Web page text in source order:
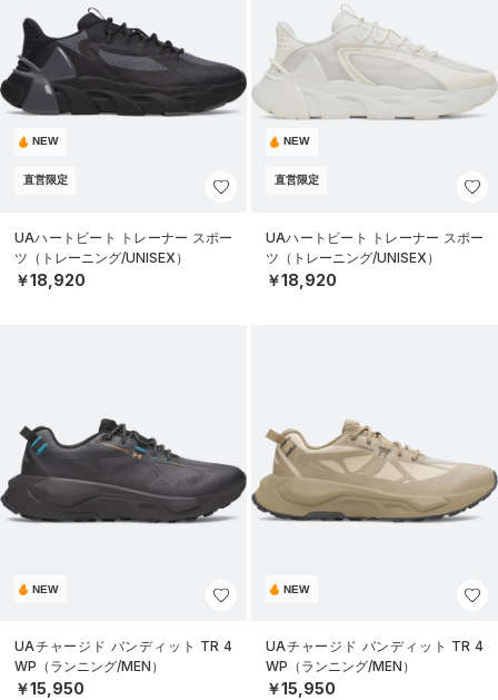
NEW
直営限定
UAハートビート トレーナー スポー
ツ（トレーニング/UNISEX）
￥18,920
NEW
直営限定
UAハートビート トレーナー スポー
ツ（トレーニング/UNISEX）
￥18,920
NEW
UAチャージド バンディット TR 4
WP（ランニング/MEN）
￥15,950
NEW
UAチャージド バンディット TR 4
WP（ランニング/MEN）
￥15,950